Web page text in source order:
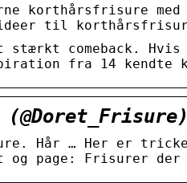
korthårsfrisure
ideer til
stærkt comeback.
fra 14 kendte
Hår … Her er
og page: Frisurer